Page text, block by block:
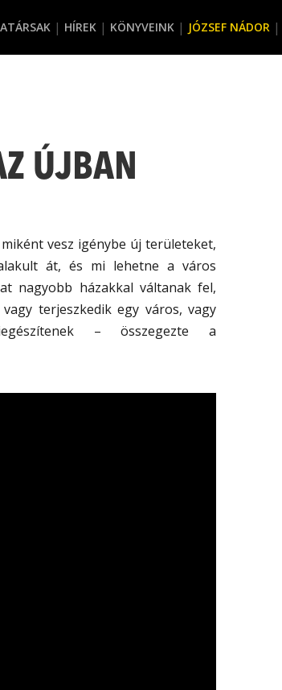
HÍREK KÖNYVEINK JÓZSEF NÁDOR
ÚJBAN
vesz igénybe új területeket,
át, és mi lehetne a város
nagyobb házakkal váltanak fel,
terjeszkedik egy város, vagy
– összegezte a